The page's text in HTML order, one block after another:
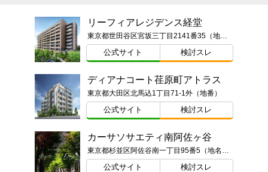
リーフィアレジデンス経堂
東京都世田谷区宮坂三丁目2141番35（地番）
公式サイト 検討スレ
ディアナコート荏原町アトラス
東京都大田区北馬込1丁目71-1外（地番）
公式サイト 検討スレ
カーサソサエティ南阿佐ヶ谷
東京都杉並区阿佐谷南一丁目95番5（地名・地番）東京都杉並区阿佐谷南一丁目13番（以下未定）
公式サイト 検討スレ